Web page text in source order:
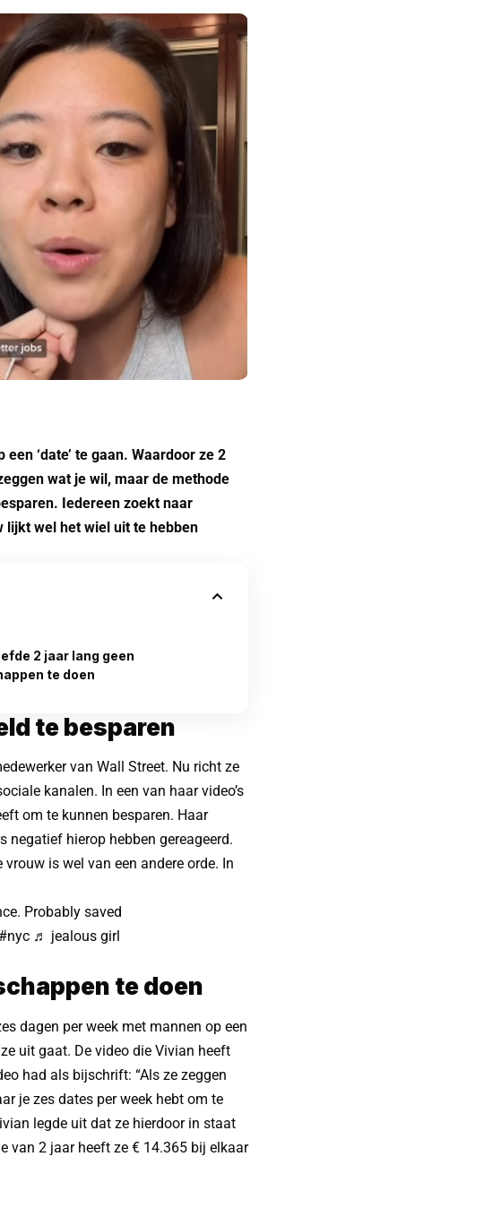
‘date’ te gaan. Waardoor ze 2
wat je wil, maar de methode
Iedereen zoekt naar
lijkt wel het wiel uit te hebben
2 jaar lang geen
te doen
te besparen
van Wall Street. Nu richt ze
kanalen. In een van haar video’s
om te kunnen besparen. Haar
negatief hierop hebben gereageerd.
is wel van een andere orde. In
Probably saved
#nyc ♬ jealous girl
te doen
dagen per week met mannen op een
uit gaat. De video die Vivian heeft
had als bijschrift: “Als ze zeggen
je zes dates per week hebt om te
legde uit dat ze hierdoor in staat
van 2 jaar heeft ze € 14.365 bij elkaar